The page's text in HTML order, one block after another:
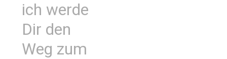
ich werde
Dir den
Weg zum